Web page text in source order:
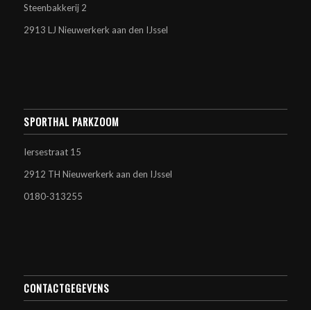
Steenbakkerij 2
2913 LJ Nieuwerkerk aan den IJssel
SPORTHAL PARKZOOM
Iersestraat 15
2912 TH Nieuwerkerk aan den IJssel
0180-313255
CONTACTGEGEVENS